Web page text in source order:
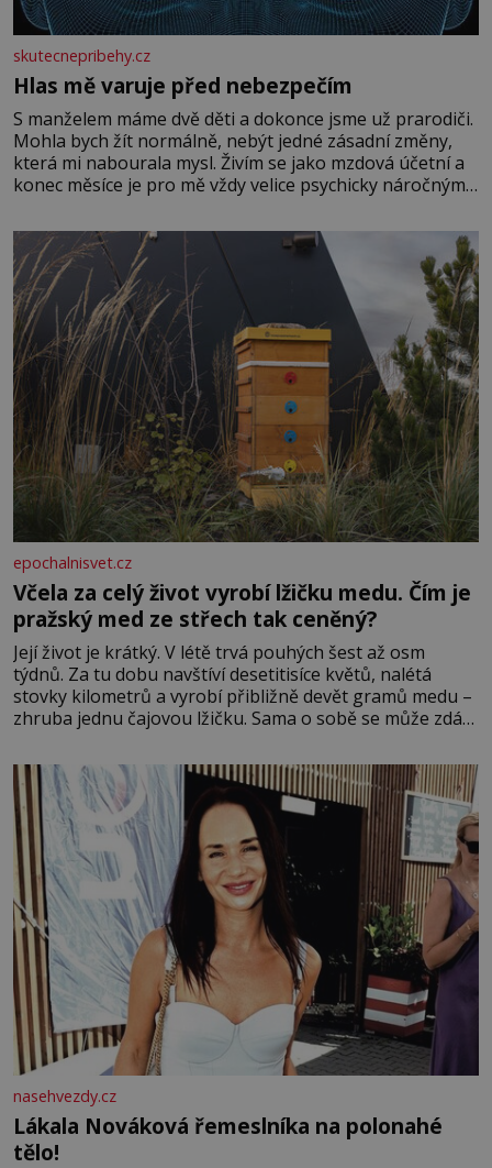
skutecnepribehy.cz
Hlas mě varuje před nebezpečím
S manželem máme dvě děti a dokonce jsme už prarodiči.
Mohla bych žít normálně, nebýt jedné zásadní změny,
která mi nabourala mysl. Živím se jako mzdová účetní a
konec měsíce je pro mě vždy velice psychicky náročným
dál častěji volá o pomoc, co se hlídání týče. Dalo by se
epochalnisvet.cz
Včela za celý život vyrobí lžičku medu. Čím je
pražský med ze střech tak ceněný?
Její život je krátký. V létě trvá pouhých šest až osm
týdnů. Za tu dobu navštíví desetitisíce květů, nalétá
stovky kilometrů a vyrobí přibližně devět gramů medu –
zhruba jednu čajovou lžičku. Sama o sobě se může zdát
tisíc příslušnic svého včelstva, vznikne jeden z
nejdokonalejších organismů
nasehvezdy.cz
Lákala Nováková řemeslníka na polonahé
tělo!